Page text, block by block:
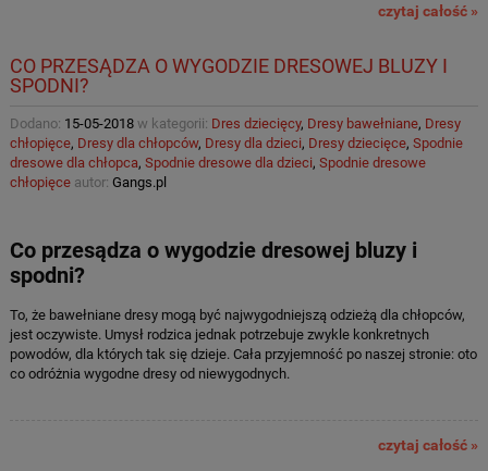
czytaj całość »
CO PRZESĄDZA O WYGODZIE DRESOWEJ BLUZY I
SPODNI?
Dodano: 15-05-2018w kategorii: Dres dziecięcy, Dresy bawełniane, Dresy
chłopięce, Dresy dla chłopców, Dresy dla dzieci, Dresy dziecięce, Spodnie
dresowe dla chłopca, Spodnie dresowe dla dzieci, Spodnie dresowe
chłopięceautor: Gangs.pl
Co przesądza o wygodzie dresowej bluzy i
spodni?
To, że bawełniane dresy mogą być najwygodniejszą odzieżą dla chłopców,
jest oczywiste. Umysł rodzica jednak potrzebuje zwykle konkretnych
powodów, dla których tak się dzieje. Cała przyjemność po naszej stronie: oto
co odróżnia wygodne dresy od niewygodnych.
czytaj całość »